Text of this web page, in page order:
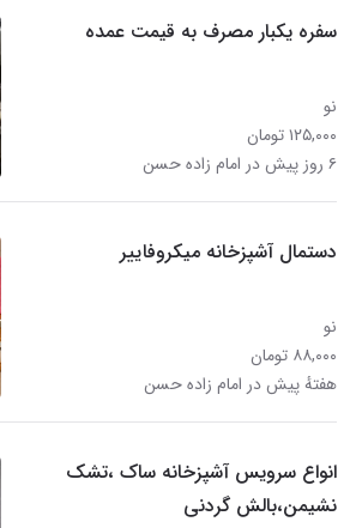
سفره یکبار مصرف به قیمت عمده
نو
۱۲۵,۰۰۰ تومان
۶ روز پیش در امام زاده حسن
دستمال آشپزخانه میکروفاییر
نو
۸۸,۰۰۰ تومان
هفتهٔ پیش در امام زاده حسن
انواع سرویس آشپزخانه ساک ،تشک
نشیمن،بالش گردنی